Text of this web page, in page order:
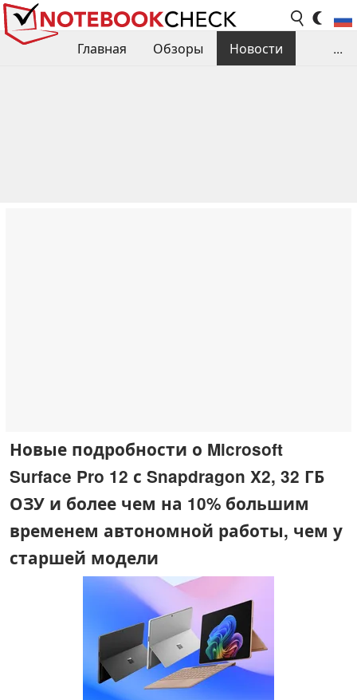
Главная Обзоры
Новости
...
Новые подробности о Microsoft
Surface Pro 12 с Snapdragon X2, 32 ГБ
ОЗУ и более чем на 10% большим
временем автономной работы, чем у
старшей модели